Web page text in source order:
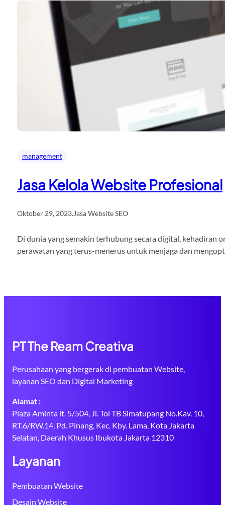
management
Jasa Kelola Website Profesional
Oktober 29, 2023.Jasa Website SEO
Di dunia yang semakin terhubung secara digital, kehadiran
perawatan yang terus-menerus untuk menjaga dan
PT The Ream Creativa
Perusahaan yang bergerak di pembuatan Website,
layanan SEO dan Digital Marketing
Alamat :
Plaza Aminta lt. 5/504, Jl. Tol TB Simatupang No.Kav. 10,
RT.6/RW.14, Pd. Pinang, Kec. Kby. Lama, Kota Jakarta
Selatan, Daerah Khusus Ibukota Jakarta 12310
Layanan
Pembuatan Website
Desain Website